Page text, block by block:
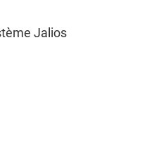
Jalios